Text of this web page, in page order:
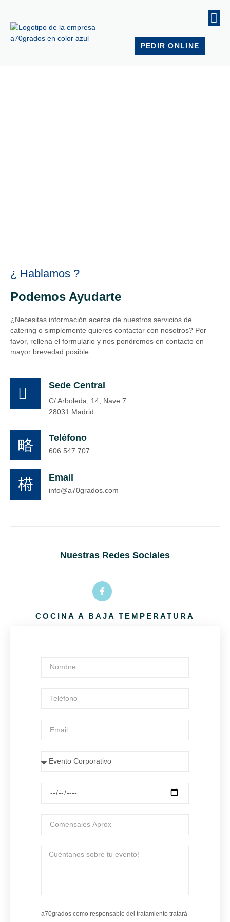
PEDIR ONLINE
a70grados como responsable del tratamiento tratará
¿ Hablamos ?
Podemos Ayudarte
¿Necesitas información acerca de nuestros servicios de
catering o simplemente quieres contactar con nosotros? Por
favor, rellena el formulario y nos pondremos en contacto en
mayor brevedad posible.
Sede Central
C/ Arboleda, 14, Nave 7
28031 Madrid
Teléfono
606 547 707
Email
info@a70grados.com
Nuestras Redes Sociales
COCINA A BAJA TEMPERATURA